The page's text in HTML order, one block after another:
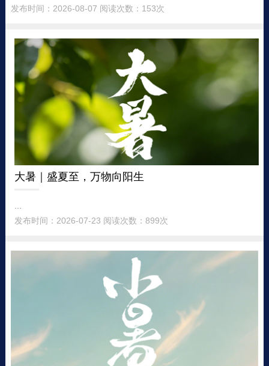
发布时间：2026-08-07 阅读次数：153次
大暑｜盛夏至，万物向阳生
发布时间：2026-07-23 阅读次数：899次